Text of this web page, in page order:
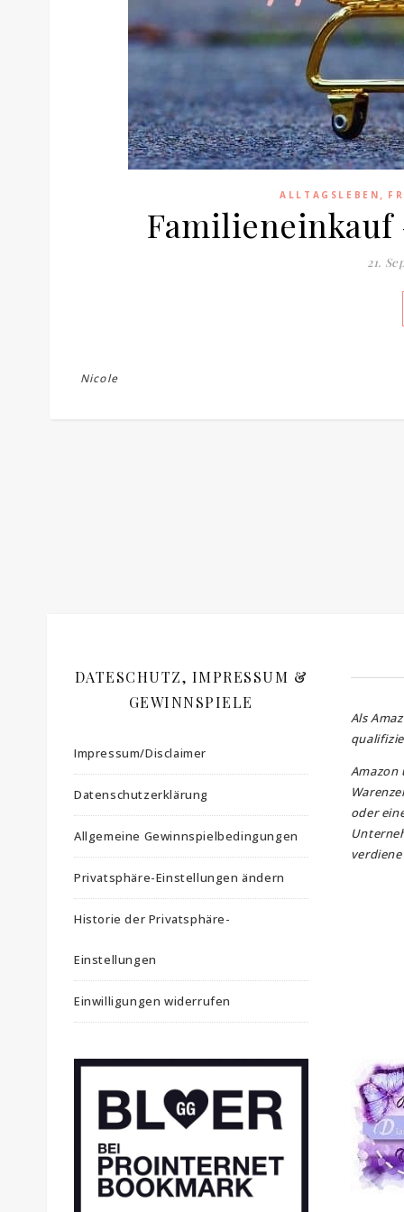
ALLTAGSLEBEN ,
Familieneinkauf
21.
Nicole
DATESCHUTZ, IMPRESSUM &
GEWINNSPIELE
Impressum/Disclaimer
Datenschutzerklärung
Allgemeine Gewinnspielbedingungen
Privatsphäre-Einstellungen ändern
Historie der Privatsphäre-
Einstellungen
Einwilligungen widerrufen
Als
Amazon
oder